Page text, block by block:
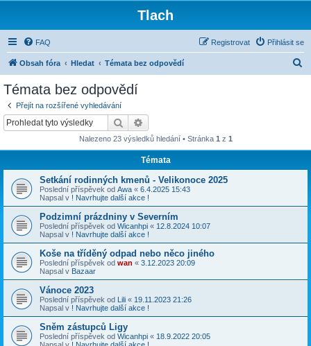
Tlach
FAQ Přihlásit se
Registrovat
Obsah fóra Hledat Témata bez odpovědí
Témata bez odpovědí
Přejít na rozšířené vyhledávání
Hledat
Nalezeno 23 výsledků hledání • Stránka 1 z 1
Témata
Setkání rodinných kmenů - Velikonoce 2025
Poslední příspěvek od Awa « 6.4.2025 15:43
Napsal v ! Navrhujte další akce !
Podzimní prázdniny v Severním
Poslední příspěvek od Wicanhpi « 12.8.2024 10:07
Napsal v ! Navrhujte další akce !
Koše na tříděný odpad nebo něco jiného
Poslední příspěvek od wan « 3.12.2023 20:09
Napsal v Bazaar
Vánoce 2023
Poslední příspěvek od Lili « 19.11.2023 21:26
Napsal v ! Navrhujte další akce !
Sněm zástupců Ligy
Poslední příspěvek od Wicanhpi « 18.9.2022 20:05
Napsal v ! Navrhujte další akce !